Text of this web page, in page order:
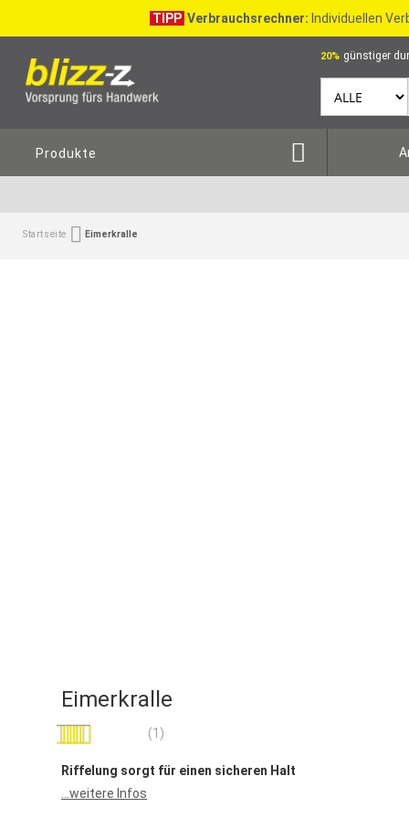
TIPP Verbrauchsrechner: Individuellen
20% günstiger
Produkte
Startseite Eimerkralle
Eimerkralle
Bewertung: (1)
Riffelung sorgt für einen sicheren Halt
...weitere Infos